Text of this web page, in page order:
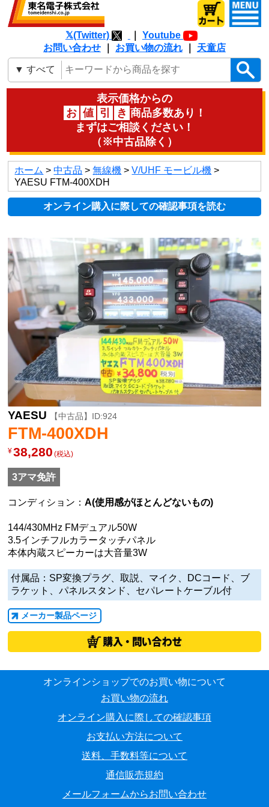
𝕏(Twitter)
Youtube
お問い合わせ｜ お買い物の流れ｜ 天童店
表示価格からの
お 値 引 き 商品多数あり！
まずはご相談ください！
（※中古品除く）
ホーム >中古品 >無線機 >V/UHF モービル機 >
YAESU FTM-400XDH
オンライン購入に際しての確認事項を読む
YAESU 【中古品】ID:924
FTM-400XDH
¥38,280 (税込)
3アマ免許
コンディション：A(使用感がほとんどないもの)
144/430MHz FMデュアル50W
3.5インチフルカラータッチパネル
本体内蔵スピーカーは大音量3W
付属品：SP変換プラグ、取説、マイク、DCコード、ブ
ラケット、パネルスタンド、セパレートケーブル付
メーカー製品ページ
オンラインショップでのお買い物について
お買い物の流れ
オンライン購入に際しての確認事項
お支払い方法について
送料、手数料等について
通信販売規約
メールフォームからお問い合わせ